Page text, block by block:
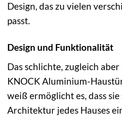
Design, das zu vielen
passt.
Design und Funktionalität
Das schlichte, zugleich
KNOCK Aluminium-
weiß ermöglicht es, dass
Architektur jedes Hauses